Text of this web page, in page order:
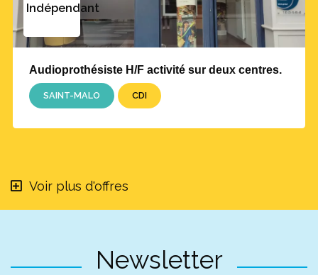
Indépendant
Audioprothésiste H/F activité sur deux centres.
SAINT-MALO CDI
Voir plus d'offres
Newsletter